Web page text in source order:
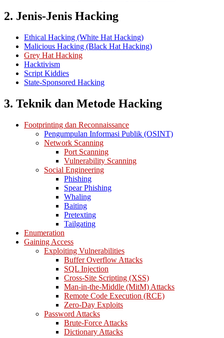
2. Jenis-Jenis Hacking
Ethical Hacking (White Hat Hacking)
Malicious Hacking (Black Hat Hacking)
Grey Hat Hacking
Hacktivism
Script Kiddies
State-Sponsored Hacking
3. Teknik dan Metode Hacking
Footprinting dan Reconnaissance
Pengumpulan Informasi Publik (OSINT)
Network Scanning
Port Scanning
Vulnerability Scanning
Social Engineering
Phishing
Spear Phishing
Whaling
Baiting
Pretexting
Tailgating
Enumeration
Gaining Access
Exploiting Vulnerabilities
Buffer Overflow Attacks
SQL Injection
Cross-Site Scripting (XSS)
Man-in-the-Middle (MitM) Attacks
Remote Code Execution (RCE)
Zero-Day Exploits
Password Attacks
Brute-Force Attacks
Dictionary Attacks